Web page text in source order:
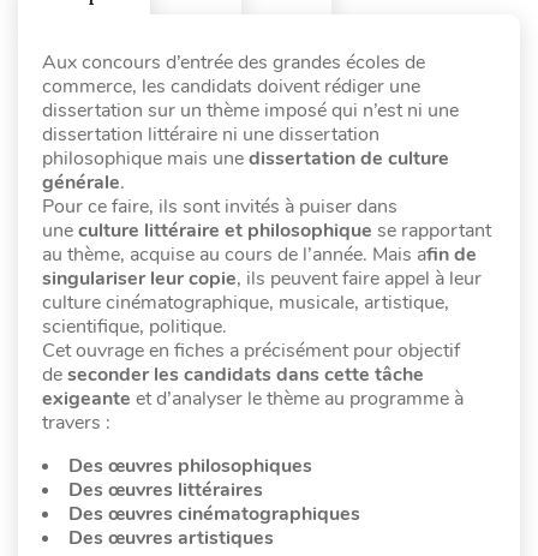
Aux concours d’entrée des grandes écoles de
commerce, les candidats doivent rédiger une
dissertation sur un thème imposé qui n’est ni une
dissertation littéraire ni une dissertation
philosophique mais unedissertation de culture
générale.
Pour ce faire, ils sont invités à puiser dans
uneculture littéraire et philosophique se rapportant
au thème, acquise au cours de l’année. Mais afin de
singulariser leur copie, ils peuvent faire appel à leur
culture cinématographique, musicale, artistique,
scientifique, politique.
Cet ouvrage en fiches a précisément pour objectif
deseconder les candidats dans cette tâche
exigeante et d’analyser le thème au programme à
travers :
Des œuvres philosophiques
Des œuvres littéraires
Des œuvres cinématographiques
Des œuvres artistiques